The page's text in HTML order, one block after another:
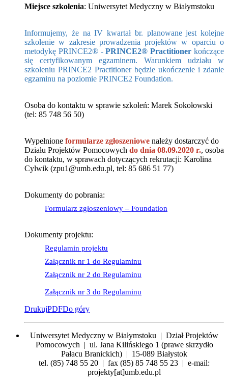
Miejsce szkolenia: Uniwersytet Medyczny w Białymstoku
Informujemy, że na IV kwartał br. planowane jest kolejne
szkolenie w zakresie prowadzenia projektów w oparciu o
metodykę PRINCE2® -PRINCE2® Practitioner kończące
się certyfikowanym egzaminem. Warunkiem udziału w
szkoleniu PRINCE2 Practitioner będzie ukończenie i zdanie
egzaminu na poziomie PRINCE2 Foundation.
Osoba do kontaktu w sprawie szkoleń: Marek Sokołowski
(tel: 85 748 56 50)
Wypełnione formularze zgłoszeniowe należy dostarczyć do
Działu Projektów Pomocowych do dnia 08.09.2020 r., osoba
do kontaktu, w sprawach dotyczących rekrutacji: Karolina
Cylwik (zpu1@umb.edu.pl, tel: 85 686 51 77)
Dokumenty do pobrania:
Formularz zgłoszeniowy – Foundation
Dokumenty projektu:
Regulamin projektu
Załącznik nr 1 do Regulaminu
Załącznik nr 2 do Regulaminu
Załącznik nr 3 do Regulaminu
DrukujPDFDo góry
Uniwersytet Medyczny w Białymstoku | Dział Projektów
Pomocowych | ul. Jana Kilińskiego 1 (prawe skrzydło
Pałacu Branickich) | 15-089 Białystok
tel. (85) 748 55 20 | fax (85) 85 748 55 23 | e-mail:
projekty[at]umb.edu.pl